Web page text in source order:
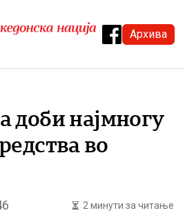
Архива
доби најмногу
во
2 минути за читање